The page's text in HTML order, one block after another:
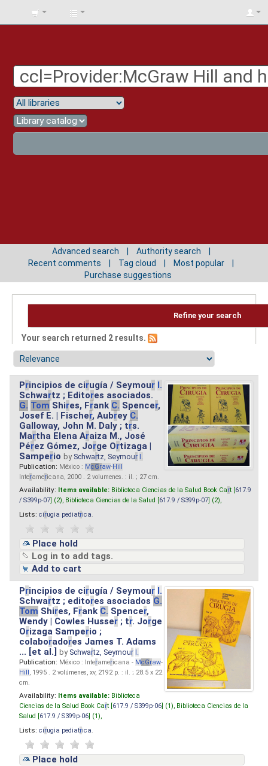
BIBLIOTECA
Advanced search
Authority search
Recent comments
Tag cloud
Most popular
Purchase suggestions
Refine your search
Your search returned 2 results.
Principios de cirugía / Seymour I.
Schwartz ; Editores asociados.
G. Tom Shires, Frank C. Spencer,
Josef E. | Fischer, Aubrey C.
Galloway, John M. Daly ; trs.
Martha Elena Araiza M., José
Pérez Gómez, Jorge Ortizaga |
Samperio by Schwartz, Seymour I.
Publication: México : McGraw-Hill
Interamericana, 2000 . 2 volumenes. : il. ; 27 cm.
Availability: Items available: Biblioteca Ciencias de la Salud Book Cart [ 617.9
/ S399p-07 ] (2), Biblioteca Ciencias de la Salud [ 617.9 / S399p-07 ] (2),
Lists: cirugia pediatrica
Place hold
Log in to add tags.
Add to cart
Principios de cirugía / Seymour I.
Schwartz ; editores asociados G.
Tom Shires, Frank C. Spencer,
Wendy | Cowles Husser ; tr. Jorge
Orizaga Samperio ;
colaboradores James T. Adams
... [et al.]by Schwartz, Seymour I.
Publication: México : Interamericana - McGraw-
Hill, 1995 . 2 volúmenes, xv, 2192 p. : il. ; 28.5 x 22
cm.
Availability: Items available: Biblioteca
Ciencias de la Salud Book Cart [ 617.9 / S399p-06 ] (1), Biblioteca Ciencias de la
Salud [ 617.9 / S399p-06 ] (1),
Lists: cirugia pediatrica
Place hold